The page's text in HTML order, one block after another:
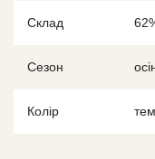
Склад
Сезон
Колір